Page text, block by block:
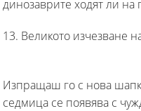
динозаврите ходят ли на
13. Великото изчезване
Изпращаш го с нова
седмица се появява с